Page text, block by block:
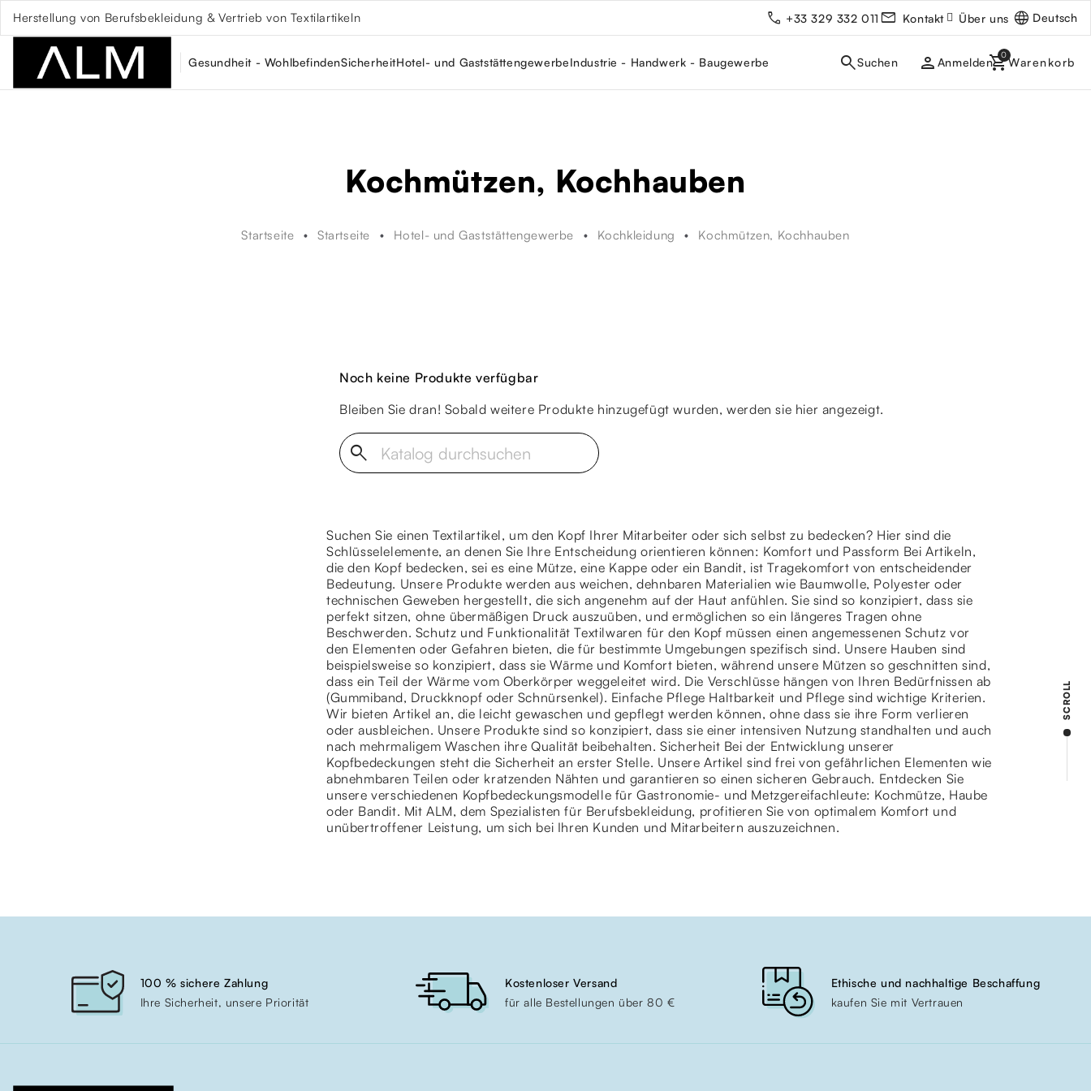
Herstellung von Berufsbekleidung & Vertrieb von Textilartikeln +33 329 332 011 Kontakt Über uns Deutsch
Gesundheit - WohlbefindenSicherheitHotel- und GaststättengewerbeIndustrie - Handwerk - Baugewerbe person Anmelden
Kochmützen, Kochhauben
Startseite Startseite Hotel- und Gaststättengewerbe Kochkleidung Kochmützen, Kochhauben
Noch keine Produkte verfügbar
Bleiben Sie dran! Sobald weitere Produkte hinzugefügt wurden, werden sie hier angezeigt.
search
Suchen Sie einen Textilartikel, um den Kopf Ihrer Mitarbeiter oder sich selbst zu bedecken? Hier sind die
Schlüsselelemente, an denen Sie Ihre Entscheidung orientieren können: Komfort und Passform Bei Artikeln,
die den Kopf bedecken, sei es eine Mütze, eine Kappe oder ein Bandit, ist Tragekomfort von entscheidender
Bedeutung. Unsere Produkte werden aus weichen, dehnbaren Materialien wie Baumwolle, Polyester oder
technischen Geweben hergestellt, die sich angenehm auf der Haut anfühlen. Sie sind so konzipiert, dass sie
perfekt sitzen, ohne übermäßigen Druck auszuüben, und ermöglichen so ein längeres Tragen ohne
Beschwerden. Schutz und Funktionalität Textilwaren für den Kopf müssen einen angemessenen Schutz vor
den Elementen oder Gefahren bieten, die für bestimmte Umgebungen spezifisch sind. Unsere Hauben sind
beispielsweise so konzipiert, dass sie Wärme und Komfort bieten, während unsere Mützen so geschnitten sind,
dass ein Teil der Wärme vom Oberkörper weggeleitet wird. Die Verschlüsse hängen von Ihren Bedürfnissen ab
(Gummiband, Druckknopf oder Schnürsenkel). Einfache Pflege Haltbarkeit und Pflege sind wichtige Kriterien.
Wir bieten Artikel an, die leicht gewaschen und gepflegt werden können, ohne dass sie ihre Form verlieren
oder ausbleichen. Unsere Produkte sind so konzipiert, dass sie einer intensiven Nutzung standhalten und auch
nach mehrmaligem Waschen ihre Qualität beibehalten. Sicherheit Bei der Entwicklung unserer
Kopfbedeckungen steht die Sicherheit an erster Stelle. Unsere Artikel sind frei von gefährlichen Elementen wie
abnehmbaren Teilen oder kratzenden Nähten und garantieren so einen sicheren Gebrauch. Entdecken Sie
unsere verschiedenen Kopfbedeckungsmodelle für Gastronomie- und Metzgereifachleute: Kochmütze, Haube
oder Bandit. Mit ALM, dem Spezialisten für Berufsbekleidung, profitieren Sie von optimalem Komfort und
unübertroffener Leistung, um sich bei Ihren Kunden und Mitarbeitern auszuzeichnen.
100 % sichere Zahlung
Ihre Sicherheit, unsere Priorität
Kostenloser Versand
für alle Bestellungen über 80 €
Ethische und nachhaltige Beschaffung
kaufen Sie mit Vertrauen
SCROLL